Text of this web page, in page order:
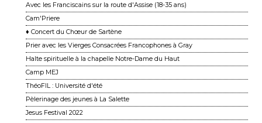
Avec les Franciscains sur la route d'Assise (18-35 ans)
Cam'Priere
♦ Concert du Chœur de Sartène
Prier avec les Vierges Consacrées Francophones à Gray
Halte spirituelle à la chapelle Notre-Dame du Haut
Camp MEJ
ThéoFIL : Université d'été
Pèlerinage des jeunes à La Salette
Jesus Festival 2022